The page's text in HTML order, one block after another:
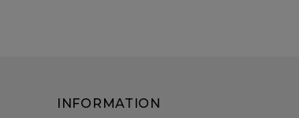
INFORMATION